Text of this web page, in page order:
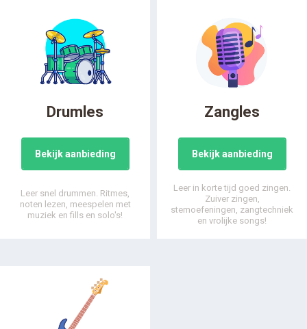
Drumles
Bekijk aanbieding
Leer snel drummen. Ritmes,
noten lezen, meespelen met
muziek en fills en solo's!
Zangles
Bekijk aanbieding
Leer in korte tijd goed zingen.
Zuiver zingen,
stemoefeningen, zangtechniek
en vrolijke songs!